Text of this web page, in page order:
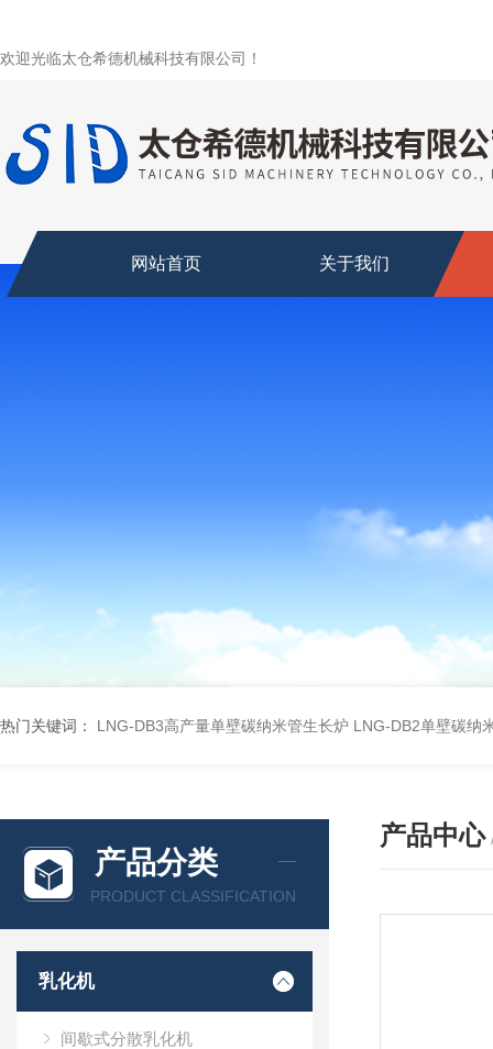
欢迎光临太仓希德机械科技有限公司！
网站首页 关于我们
热门关键词： LNG-DB3高产量单壁碳纳米管生长炉 LNG-DB2单壁碳纳
产品分类
PRODUCT CLASSIFICATION
乳化机
间歇式分散乳化机
产品中心